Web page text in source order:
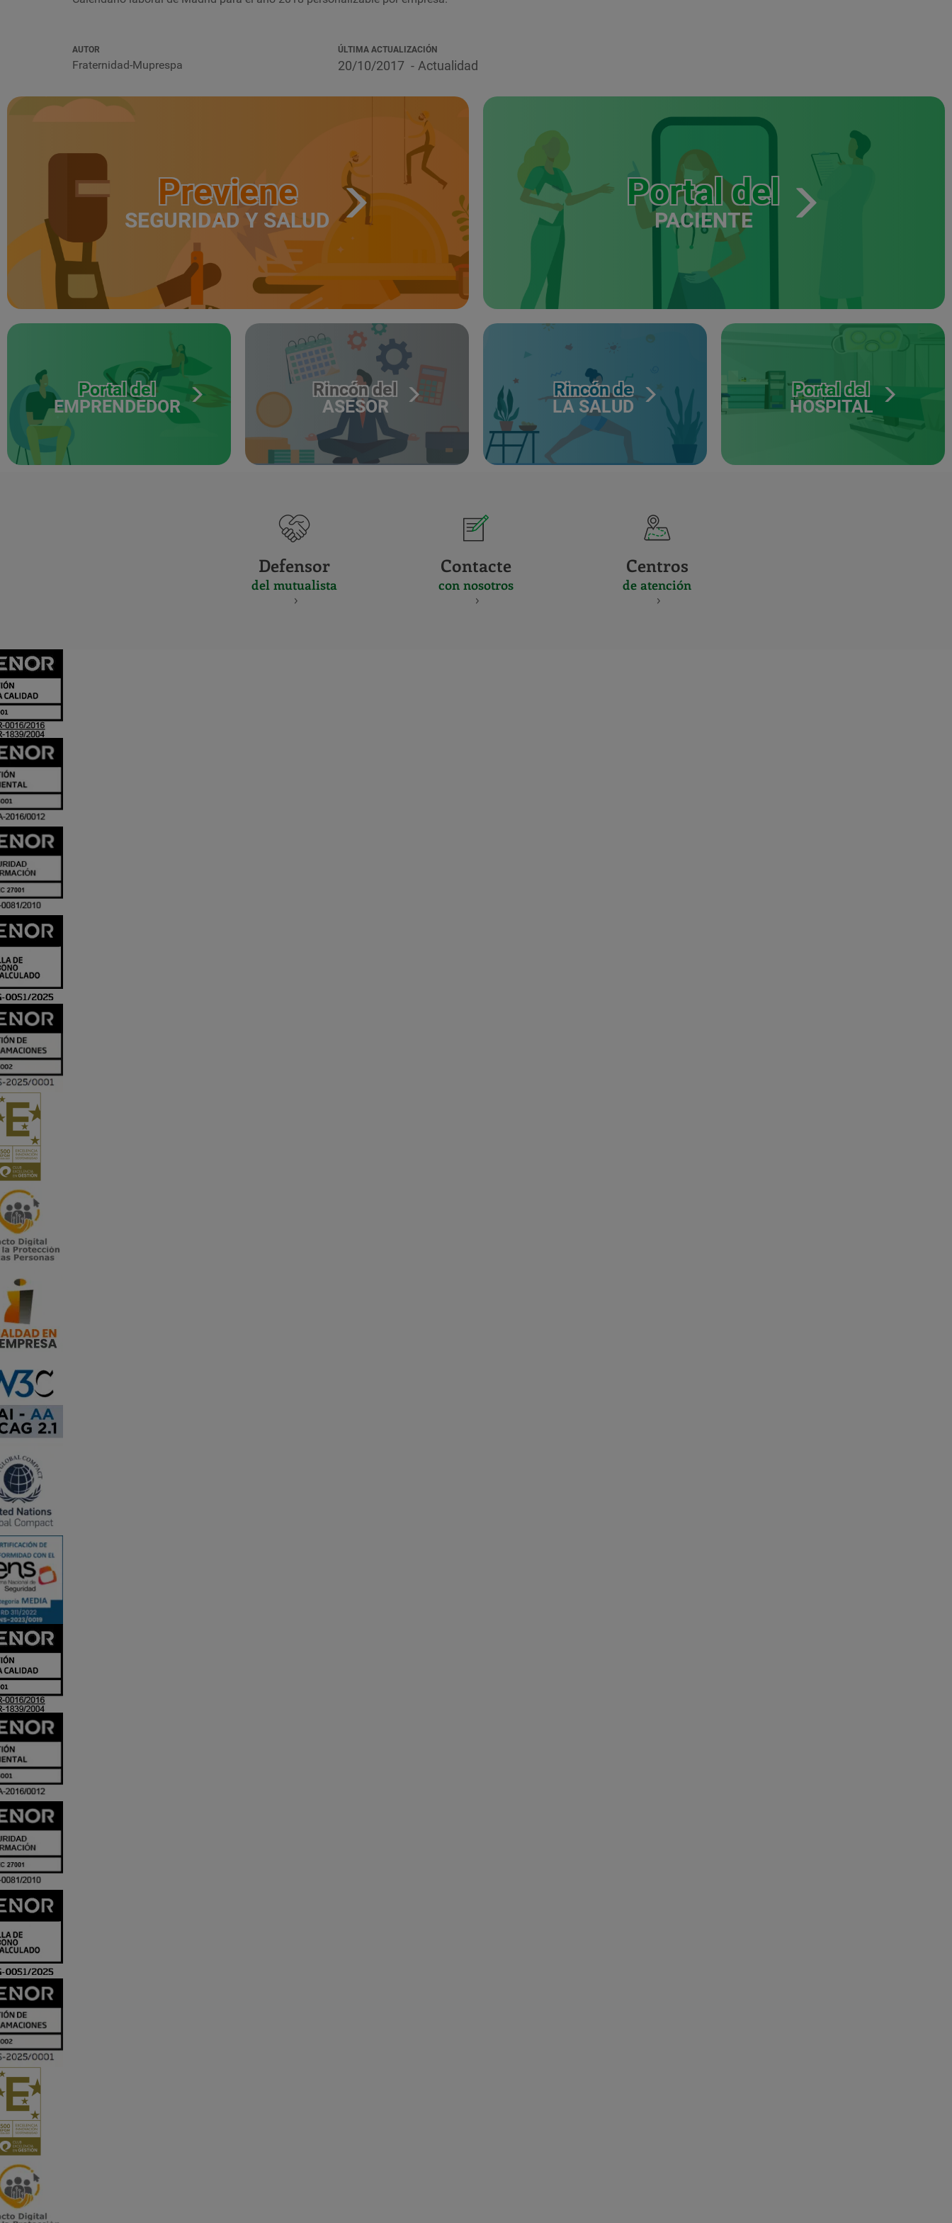
AUTOR
Fraternidad-Muprespa
ÚLTIMA ACTUALIZACIÓN
20/10/2017 Actualidad
Previene
SEGURIDAD Y SALUD
Portal del
PACIENTE
Portal del
EMPRENDEDOR
Rincón del
ASESOR
Rincón de
LA SALUD
Portal del
HOSPITAL
Defensor
del mutualista
Contacte
con nosotros
Centros
de atención